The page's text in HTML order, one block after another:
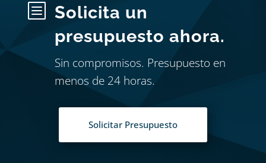
b
Solicita un
presupuesto ahora.
Sin compromisos. Presupuesto en
menos de 24 horas.
Solicitar Presupuesto